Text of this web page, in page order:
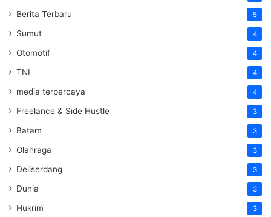
Berita Terbaru 5
Sumut 4
Otomotif 4
TNI 4
media terpercaya 4
Freelance & Side Hustle 3
Batam 3
Olahraga 3
Deliserdang 3
Dunia 3
Hukrim 3